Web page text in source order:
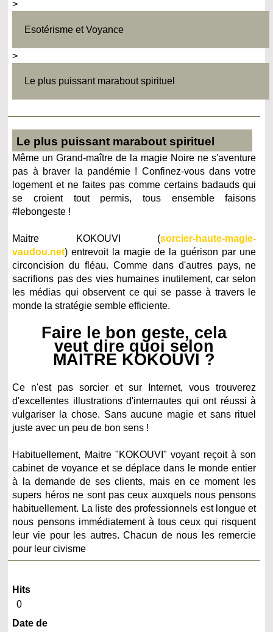
>
Esotérisme et Voyance
>
Le plus puissant marabout spirituel
Le plus puissant marabout spirituel
Même un Grand-maître de la magie Noire ne s'aventure
pas à braver la pandémie ! Confinez-vous dans votre
logement et ne faites pas comme certains badauds qui
se croient tout permis, tous ensemble faisons
#lebongeste !
Maitre KOKOUVI (sorcier-haute-magie-
vaudou.net) entrevoit la magie de la guérison par une
circoncision du fléau. Comme dans d'autres pays, ne
sacrifions pas des vies humaines inutilement, car selon
les médias qui observent ce qui se passe à travers le
monde la stratégie semble efficiente.
Faire le bon geste, cela
veut dire quoi selon
MAITRE KOKOUVI ?
Ce n'est pas sorcier et sur Internet, vous trouverez
d'excellentes illustrations d'internautes qui ont réussi à
vulgariser la chose. Sans aucune magie et sans rituel
juste avec un peu de bon sens !
Habituellement, Maitre "KOKOUVI" voyant reçoit à son
cabinet de voyance et se déplace dans le monde entier
à la demande de ses clients, mais en ce moment les
supers héros ne sont pas ceux auxquels nous pensons
habituellement. La liste des professionnels est longue et
nous pensons immédiatement à tous ceux qui risquent
leur vie pour les autres. Chacun de nous les remercie
pour leur civisme
Hits
0
Date de